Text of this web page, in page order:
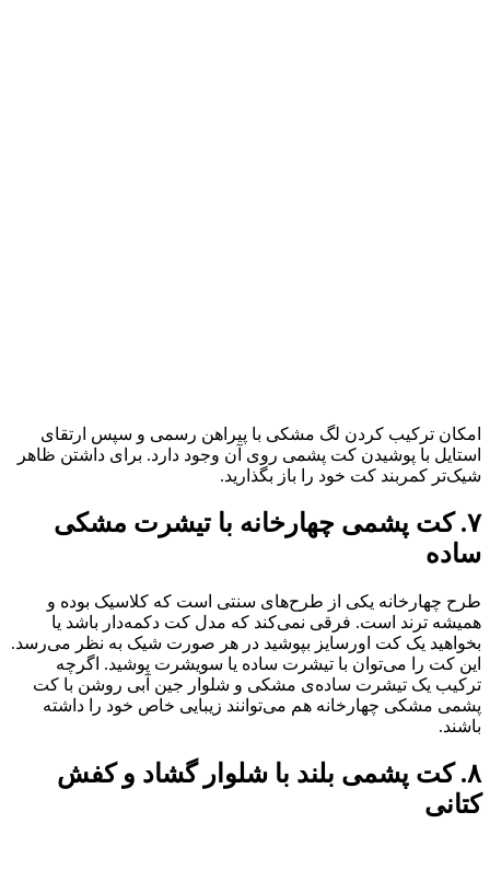
امکان ترکیب کردن لگ مشکی با پیراهن رسمی و سپس ارتقای
استایل با پوشیدن کت پشمی روی آن وجود دارد. برای داشتن ظاهر
شیک‌تر کمربند کت خود را باز بگذارید.
۷. کت پشمی چهارخانه با تیشرت مشکی
ساده
طرح چهارخانه یکی از طرح‌های سنتی است که کلاسیک بوده و
همیشه ترند است. فرقی نمی‌کند که مدل کت دکمه‌دار باشد یا
بخواهید یک کت اورسایز بپوشید در هر صورت شیک به نظر می‌رسد.
این کت را می‌توان با تیشرت ساده یا سویشرت پوشید. اگرچه
ترکیب یک تیشرت ساده‌ی مشکی و شلوار جین آبی روشن با کت
پشمی مشکی چهارخانه هم می‌توانند زیبایی خاص خود را داشته
باشند.
۸. کت پشمی بلند با شلوار گشاد و کفش
کتانی